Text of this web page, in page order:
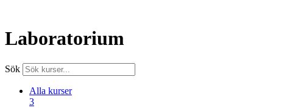
Laboratorium
Sök
Alla kurser
3